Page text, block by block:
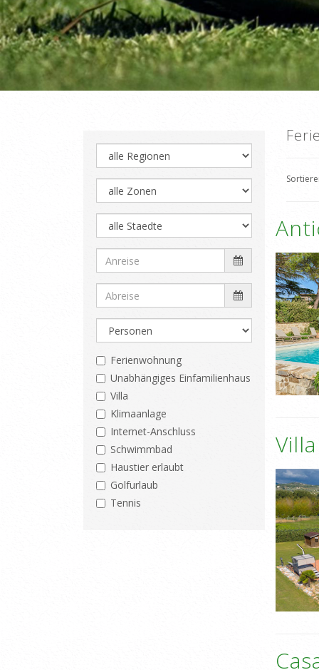
Ferienwohnung
Unabhängiges Einfamilienhaus
Villa
Klimaanlage
Internet-Anschluss
Schwimmbad
Haustier erlaubt
Golfurlaub
Tennis